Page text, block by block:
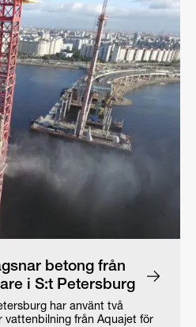
betong från
i S:t Petersburg
har använt två
vattenbilning från Aquajet för